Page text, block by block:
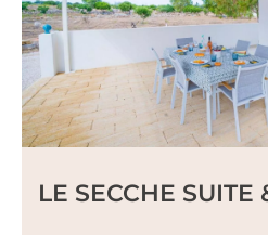
LE SECCHE SUITE